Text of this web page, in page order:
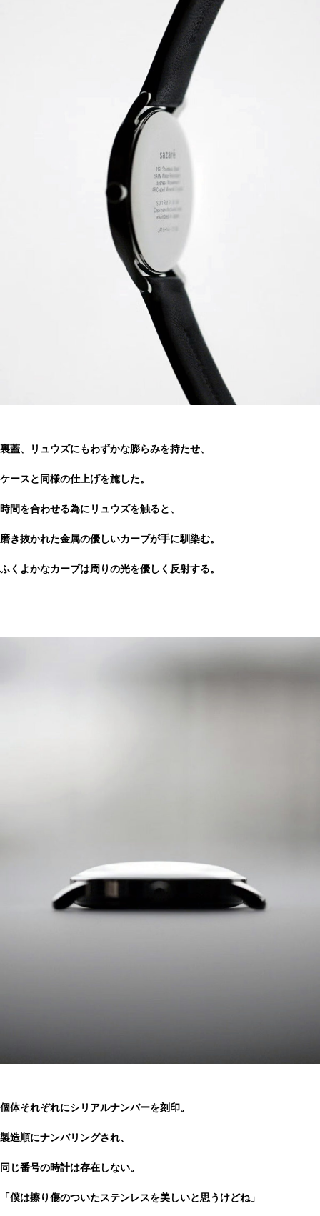
裏蓋、リュウズにもわずかな膨らみを持たせ、
ケースと同様の仕上げを施した。
時間を合わせる為にリュウズを触ると、
磨き抜かれた金属の優しいカーブが手に馴染む。
ふくよかなカーブは周りの光を優しく反射する。
個体それぞれにシリアルナンバーを刻印。
製造順にナンバリングされ、
同じ番号の時計は存在しない。
「僕は擦り傷のついたステンレスを美しいと思うけどね」